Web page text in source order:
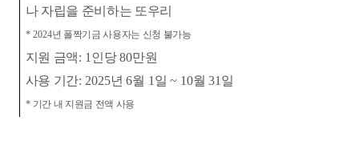
나 자립을 준비하는 또우리
* 2024년 폴짝기금 사용자는 신청 불가능
지원 금액: 1 인당80만원
사용 기간: 2025년6월 1 일 ~ 10월31 일
* 기간 내 지원금 전액 사용